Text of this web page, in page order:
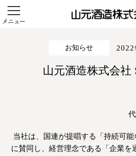
お知らせ 2022
山元酒造株式会社
当社は、国連が提唱する「持続可能
に賛同し、経営理念である「企業を